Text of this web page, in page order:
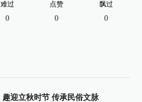
难过
0
点赞
0
飘过
0
趣迎立秋时节 传承民俗文脉